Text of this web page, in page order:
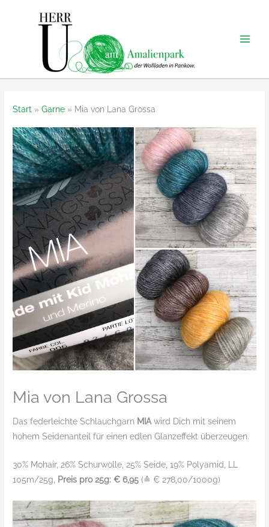
Start Garne Mia von Lana Grossa
Mia von Lana Grossa
Das federleichte Schlauchgarn MIAwird Dich mit seinem
hohem Seidenanteil für einen edlen Glanzeffekt überzeugen.
30% Mohair, 26% Schurwolle, 25% Seide, 19% Polyamid, LL
105m/25g, Preis pro 25g: € 6,95 (≙ € 278,00/1000g)